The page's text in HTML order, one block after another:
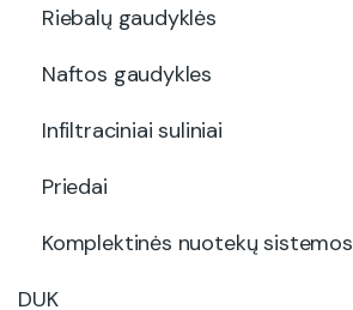
Riebalų gaudyklės
Naftos gaudykles
Infiltraciniai suliniai
Priedai
Komplektinės nuotekų sistemos
DUK